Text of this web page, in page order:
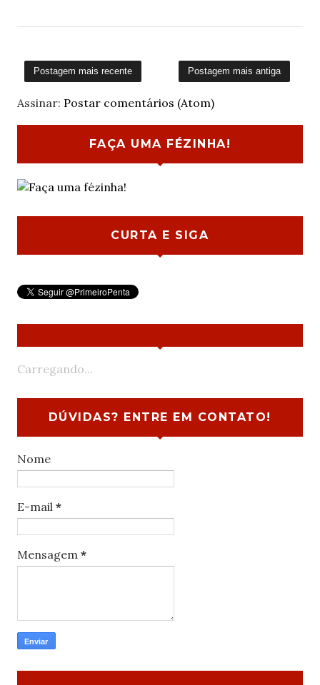
Postagem mais recente Postagem mais antiga
Assinar: Postar comentários (Atom)
FAÇA UMA FÉZINHA!
CURTA E SIGA
Carregando...
DÚVIDAS? ENTRE EM CONTATO!
Nome
E-mail *
Mensagem *